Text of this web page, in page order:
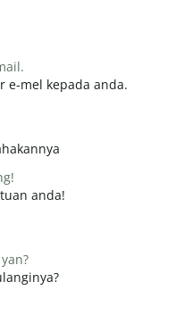
e-mel kepada anda.
anda!